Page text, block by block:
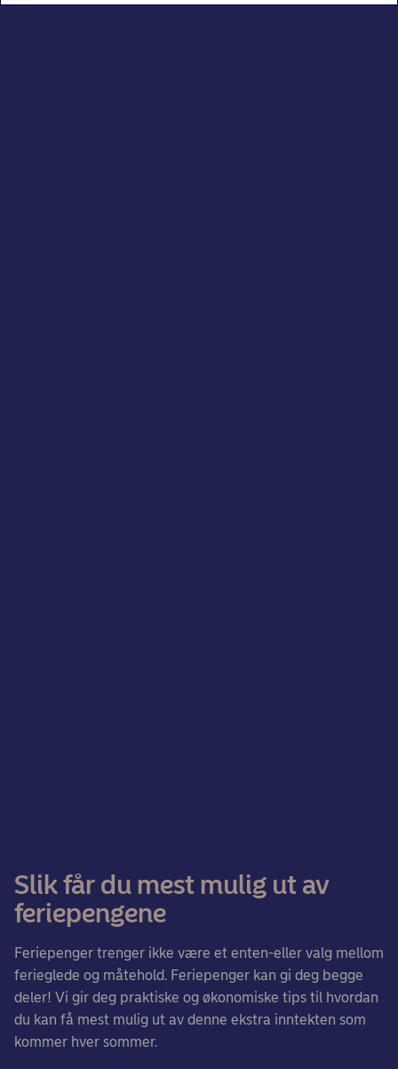
Slik får du mest mulig ut av
feriepengene
Feriepenger trenger ikke være et enten-eller valg mellom
ferieglede og måtehold. Feriepenger kan gi deg begge
deler! Vi gir deg praktiske og økonomiske tips til hvordan
du kan få mest mulig ut av denne ekstra inntekten som
kommer hver sommer.